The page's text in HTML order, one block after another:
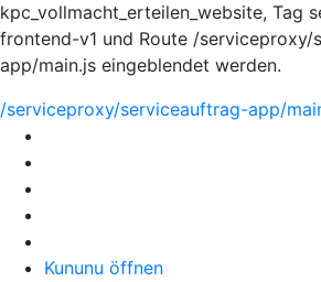
kpc_vollmacht_erteilen_website, Tag
frontend-v1 und Route /serviceproxy/
app/main.js eingeblendet werden.
/serviceproxy/serviceauftrag-app/
Kununu öffnen